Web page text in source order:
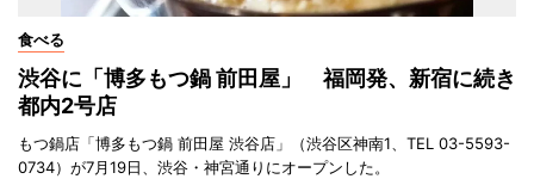
食べる
渋谷に「博多もつ鍋 前田屋」 福岡発、新宿に続き
都内2号店
もつ鍋店「博多もつ鍋 前田屋 渋谷店」（渋谷区神南1、TEL 03-5593-
0734）が7月19日、渋谷・神宮通りにオープンした。